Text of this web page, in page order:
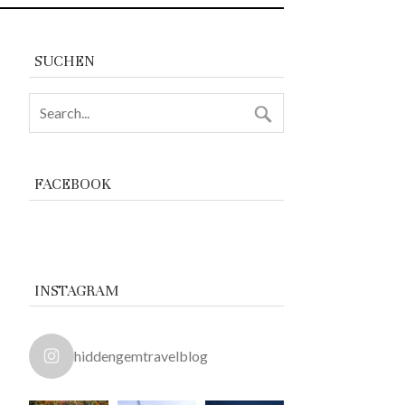
SUCHEN
FACEBOOK
INSTAGRAM
hiddengemtravelblog